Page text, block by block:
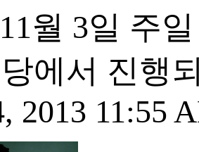
월 3일 주
에서 진행
2013 11:55